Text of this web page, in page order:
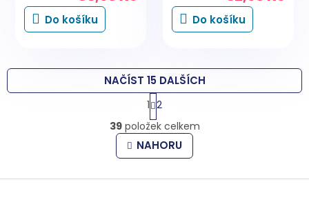
Do košíku Do košíku
O
v
l
á
a
NAČÍST 15 DALŠÍCH
S
t
r
á
n
k
v
1 2
39položek celkem
NAHORU
Z